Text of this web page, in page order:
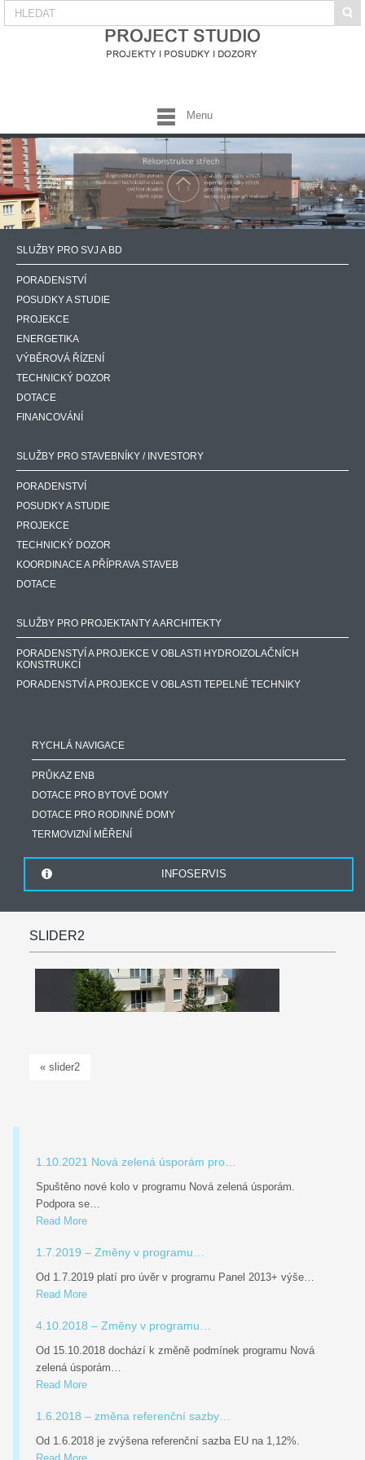
Menu
SLUŽBY PRO SVJ A BD
PORADENSTVÍ
POSUDKY A STUDIE
PROJEKCE
ENERGETIKA
VÝBĚROVÁ ŘÍZENÍ
TECHNICKÝ DOZOR
DOTACE
FINANCOVÁNÍ
SLUŽBY PRO STAVEBNÍKY / INVESTORY
PORADENSTVÍ
POSUDKY A STUDIE
PROJEKCE
TECHNICKÝ DOZOR
KOORDINACE A PŘÍPRAVA STAVEB
DOTACE
SLUŽBY PRO PROJEKTANTY A ARCHITEKTY
PORADENSTVÍ A PROJEKCE V OBLASTI HYDROIZOLAČNÍCH
KONSTRUKCÍ
PORADENSTVÍ A PROJEKCE V OBLASTI TEPELNÉ TECHNIKY
RYCHLÁ NAVIGACE
PRŮKAZ ENB
DOTACE PRO BYTOVÉ DOMY
DOTACE PRO RODINNÉ DOMY
TERMOVIZNÍ MĚŘENÍ
INFOSERVIS
SLIDER2
« slider2
1.10.2021 Nová zelená úsporám pro…
Spuštěno nové kolo v programu Nová zelená úsporám.
Podpora se…
Read More
1.7.2019 – Změny v programu…
Od 1.7.2019 platí pro úvěr v programu Panel 2013+ výše…
Read More
4.10.2018 – Změny v programu…
Od 15.10.2018 dochází k změně podmínek programu Nová
zelená úsporám…
Read More
1.6.2018 – změna referenční sazby…
Od 1.6.2018 je zvýšena referenční sazba EU na 1,12%.